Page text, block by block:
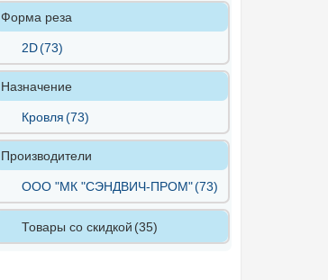
Форма реза
2D(73)
Назначение
Кровля(73)
Производители
ООО "МК "СЭНДВИЧ-ПРОМ"(73)
Товары со скидкой (35)